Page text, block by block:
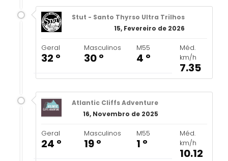
Stut - Santo Thyrso Ultra Trilhos
15, Fevereiro de 2026
Geral
32 º
Masculinos
30 º
M55
4 º
Méd.
km/h
7.35
Atlantic Cliffs Adventure
16, Novembro de 2025
Geral
24 º
Masculinos
19 º
M55
1 º
Méd.
km/h
10.12